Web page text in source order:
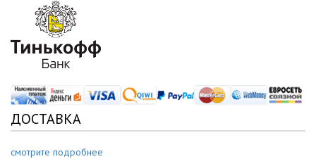
ДОСТАВКА
смотрите подробнее